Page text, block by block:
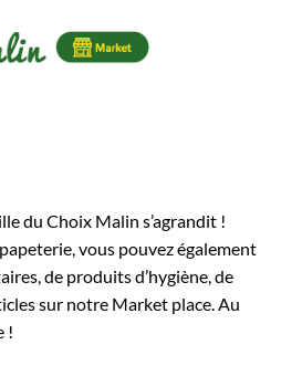
du Choix Malin s’agrandit !
vous pouvez également
de produits d’hygiène, de
sur notre Market place. Au
!